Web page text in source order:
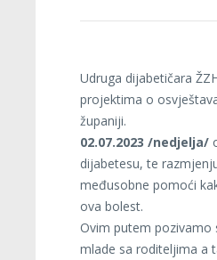
Udruga dijabetičara
projektima o
županiji.
02.07.2023 /nedjelja/
dijabetesu, te
međusobne pomoći
ova bolest.
Ovim putem pozivamo
mlade sa roditeljima a